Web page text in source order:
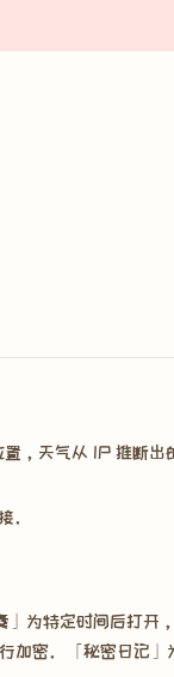
，天气从 IP 推断
。
为特定时间后打开
密。「秘密日记」